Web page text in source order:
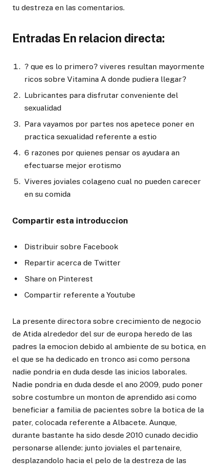
tu destreza en las comentarios.
Entradas En relacion directa:
? que es lo primero? viveres resultan mayormente
ricos sobre Vitamina A donde pudiera llegar?
Lubricantes para disfrutar conveniente del
sexualidad
Para vayamos por partes nos apetece poner en
practica sexualidad referente a estio
6 razones por quienes pensar os ayudara an
efectuarse mejor erotismo
Viveres joviales colageno cual no pueden carecer
en su comida
Compartir esta introduccion
Distribuir sobre Facebook
Repartir acerca de Twitter
Share on Pinterest
Compartir referente a Youtube
La presente directora sobre crecimiento de negocio
de Atida alrededor del sur de europa heredo de las
padres la emocion debido al ambiente de su botica, en
el que se ha dedicado en tronco asi como persona
nadie pondria en duda desde las inicios laborales.
Nadie pondria en duda desde el ano 2009, pudo poner
sobre costumbre un monton de aprendido asi como
beneficiar a familia de pacientes sobre la botica de la
pater, colocada referente a Albacete. Aunque,
durante bastante ha sido desde 2010 cunado decidio
personarse allende: junto joviales el partenaire,
desplazandolo hacia el pelo de la destreza de las